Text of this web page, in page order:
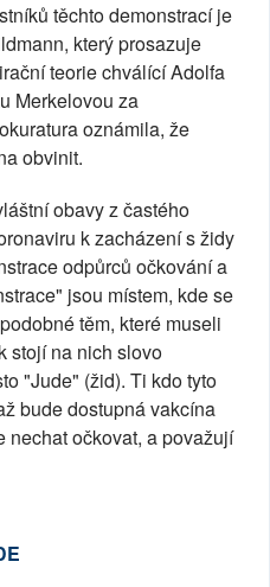
těchto demonstrací je
který prosazuje
teorie chválící Adolfa
Merkelovou za
oznámila, že
obvinit.
obavy z častého
k zacházení s židy
odpůrců očkování a
jsou místem, kde se
těm, které museli
stojí na nich slovo
"Jude" (žid). Ti kdo tyto
bude dostupná vakcína
nechat očkovat, a považují